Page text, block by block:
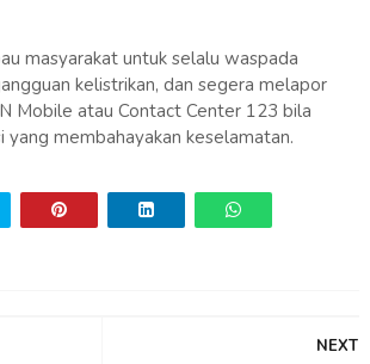
masyarakat untuk selalu waspada
kelistrikan, dan segera melapor
Mobile atau Contact Center 123 bila
yang membahayakan keselamatan.
NEXT